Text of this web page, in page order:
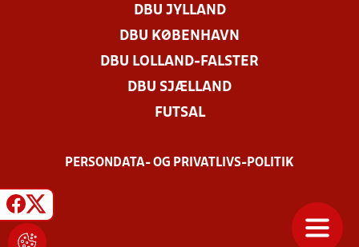
DBU JYLLAND
DBU KØBENHAVN
DBU LOLLAND-FALSTER
DBU SJÆLLAND
FUTSAL
PERSONDATA- OG PRIVATLIVS-POLITIK